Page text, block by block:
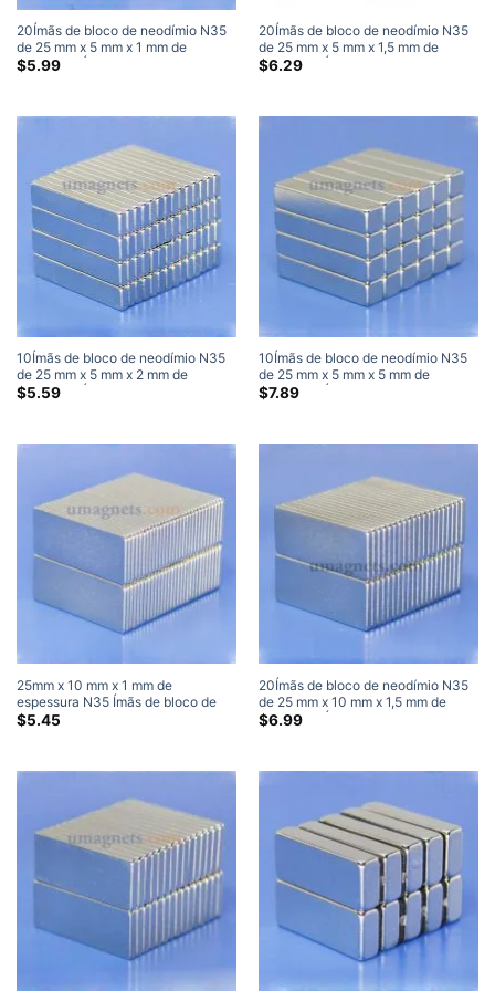
20Ímãs de bloco de neodímio N35
de 25 mm x 5 mm x 1 mm de
espessura Ímãs super fortes
$5.99
20Ímãs de bloco de neodímio N35
de 25 mm x 5 mm x 1,5 mm de
espessura Ímãs super fortes
$6.29
10Ímãs de bloco de neodímio N35
de 25 mm x 5 mm x 2 mm de
espessura Ímãs super fortes
$5.59
10Ímãs de bloco de neodímio N35
de 25 mm x 5 mm x 5 mm de
espessura Ímãs super fortes
$7.89
25mm x 10 mm x 1 mm de
espessura N35 Ímãs de bloco de
neodímio Super fortes ímãs de
$5.45
20Ímãs de bloco de neodímio N35
de 25 mm x 10 mm x 1,5 mm de
espessura Ímãs super fortes
$6.99